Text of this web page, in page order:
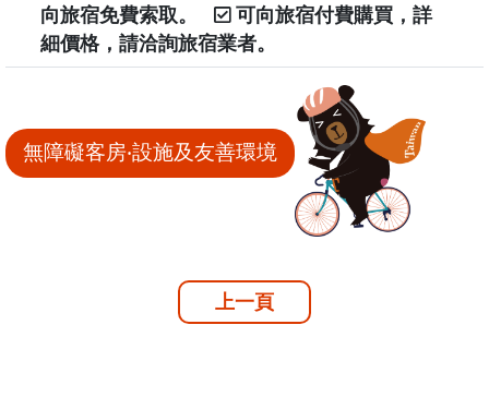
向旅宿免費索取。
可向旅宿付費購買，詳
細價格，請洽詢旅宿業者。
無障礙客房‧設施及友善環境
上一頁